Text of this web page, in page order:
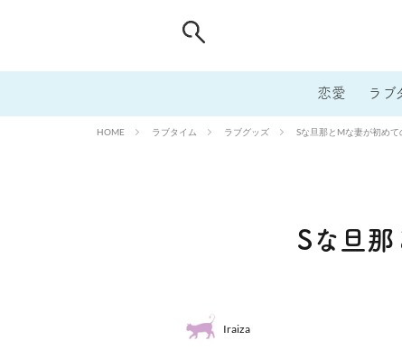
恋愛 ラブ
HOME ラブタイム ラブグッズ Sな旦那とMな妻が初め
Sな旦
Iraiza